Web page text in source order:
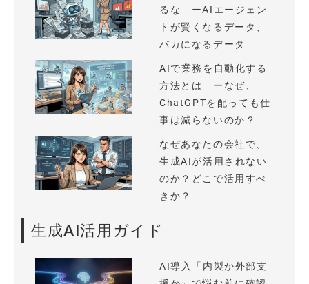
るな ーAIエージェン
トが賢くなるデータ、
バカになるデータ
AIで業務を自動化する
方法とは ーなぜ、
ChatGPTを配っても仕
事は減らないのか？
なぜあなたの会社で、
生成AIが活用されない
のか？どこで活用すべ
きか？
生成AI活用ガイド
AI導入「内製か外部支